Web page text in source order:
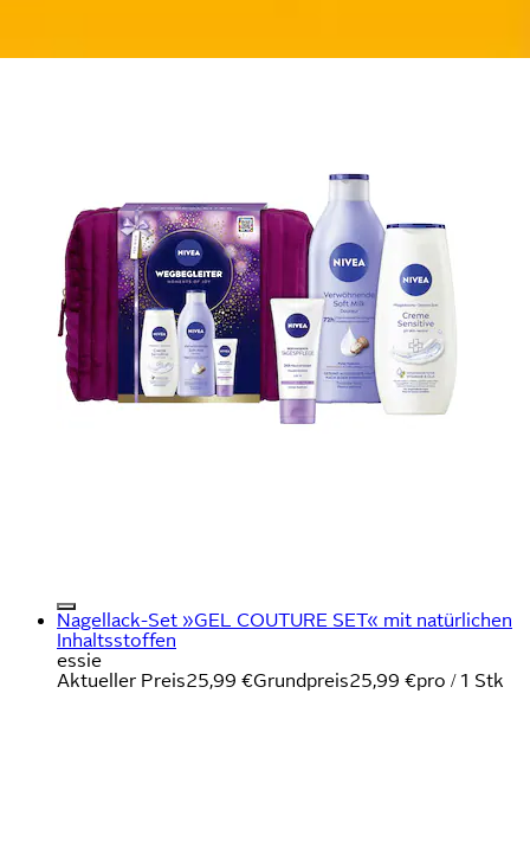
Nagellack-Set »GEL COUTURE SET« mit natürlichen
Inhaltsstoffen
essie
Aktueller Preis25,99 €Grundpreis25,99 €pro / 1 Stk